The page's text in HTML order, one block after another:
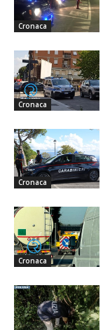
Cronaca
Cronaca
Cronaca
Cronaca